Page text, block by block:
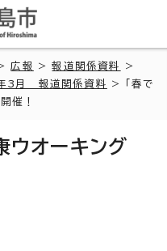
広報 >報道関係資料
>
3月 報道関係資料
> 「春で
催！
ウオーキング